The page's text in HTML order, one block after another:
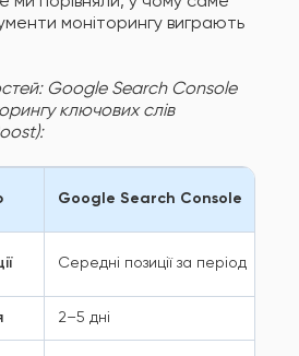
моніторингу виграють
Google Search Console
ключових слів
Google Search Console
Середні позиції за період
2–5 дні